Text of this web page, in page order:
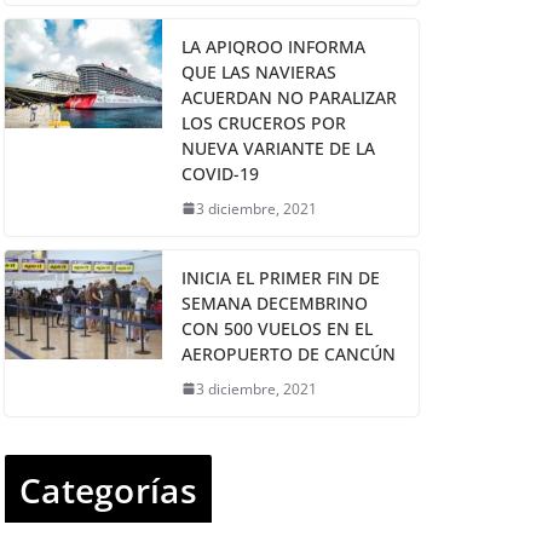
LA APIQROO INFORMA
QUE LAS NAVIERAS
ACUERDAN NO PARALIZAR
LOS CRUCEROS POR
NUEVA VARIANTE DE LA
COVID-19
3 diciembre, 2021
INICIA EL PRIMER FIN DE
SEMANA DECEMBRINO
CON 500 VUELOS EN EL
AEROPUERTO DE CANCÚN
3 diciembre, 2021
Categorías